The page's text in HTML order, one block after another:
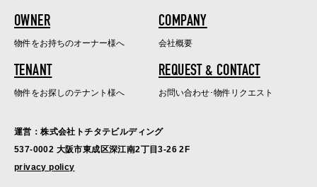
OWNER
物件をお持ちのオーナー様へ
COMPANY
会社概要
TENANT
物件をお探しのテナント様へ
REQUEST & CONTACT
お問い合わせ･物件リクエスト
運営：株式会社トチタテビルディング
537-0002 大阪市東成区深江南2丁目3-26 2F
privacy policy